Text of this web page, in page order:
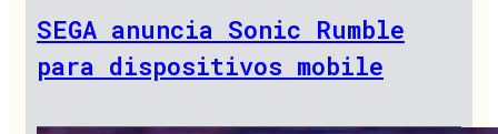
SEGA anuncia Sonic Rumble
para dispositivos mobile